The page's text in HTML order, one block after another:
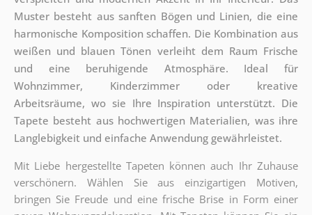
Muster besteht aus sanften Bögen und Linien, die eine
harmonische Komposition schaffen. Die Kombination aus
weißen und blauen Tönen verleiht dem Raum Frische
und eine beruhigende Atmosphäre. Ideal für
Wohnzimmer, Kinderzimmer oder kreative
Arbeitsräume, wo sie Ihre Inspiration unterstützt. Die
Tapete besteht aus hochwertigen Materialien, was ihre
Langlebigkeit und einfache Anwendung gewährleistet.
Mit Liebe hergestellte Tapeten können auch Ihr Zuhause
verschönern. Wählen Sie aus einzigartigen Motiven,
bringen Sie Freude und eine frische Brise in Form einer